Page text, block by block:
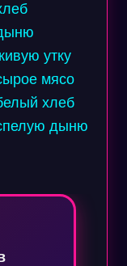
утку
мясо
хлеб
дыню